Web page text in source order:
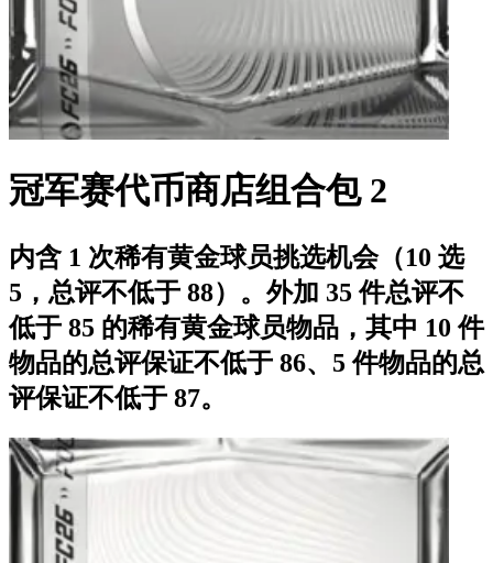
冠军赛代币商店组合包 2
内含 1 次稀有黄金球员挑选机会（10 选
5，总评不低于 88）。外加 35 件总评不
低于 85 的稀有黄金球员物品，其中 10 件
物品的总评保证不低于 86、5 件物品的总
评保证不低于 87。